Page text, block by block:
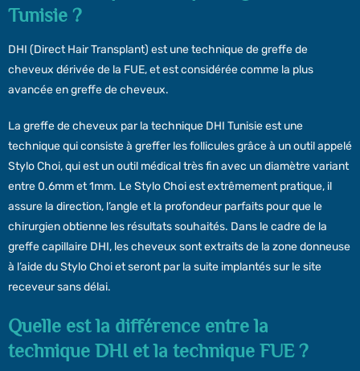
Tunisie ?
DHI (Direct Hair Transplant) est une technique de greffe de
cheveux dérivée de la FUE, et est considérée comme la plus
avancée en greffe de cheveux.
La greffe de cheveux par la technique DHI Tunisie est une
technique qui consiste à greffer les follicules grâce à un outil appelé
Stylo Choi, qui est un outil médical très fin avec un diamètre variant
entre 0.6mm et 1mm. Le Stylo Choi est extrêmement pratique, il
assure la direction, l’angle et la profondeur parfaits pour que le
chirurgien obtienne les résultats souhaités. Dans le cadre de la
greffe capillaire DHI, les cheveux sont extraits de la zone donneuse
à l’aide du Stylo Choi et seront par la suite implantés sur le site
receveur sans délai.
Quelle est la différence entre la
technique DHI et la technique FUE ?